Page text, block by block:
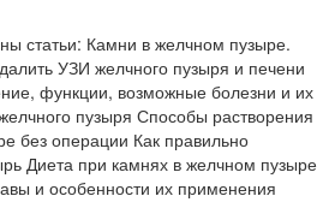
статьи: Камни в желчном пузыре.
УЗИ желчного пузыря и печени
функции, возможные болезни и их
пузыря Способы растворения
без операции Как правильно
Диета при камнях в желчном пузыре
и особенности их применения